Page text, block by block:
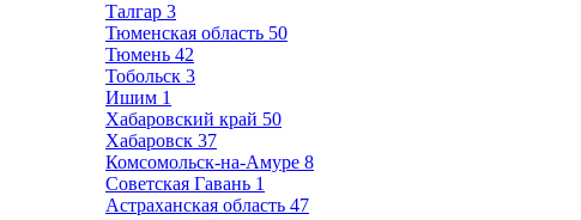
Талгар 3
Тюменская область 50
Тюмень 42
Тобольск 3
Ишим 1
Хабаровский край 50
Хабаровск 37
Комсомольск-на-Амуре 8
Советская Гавань 1
Астраханская область 47